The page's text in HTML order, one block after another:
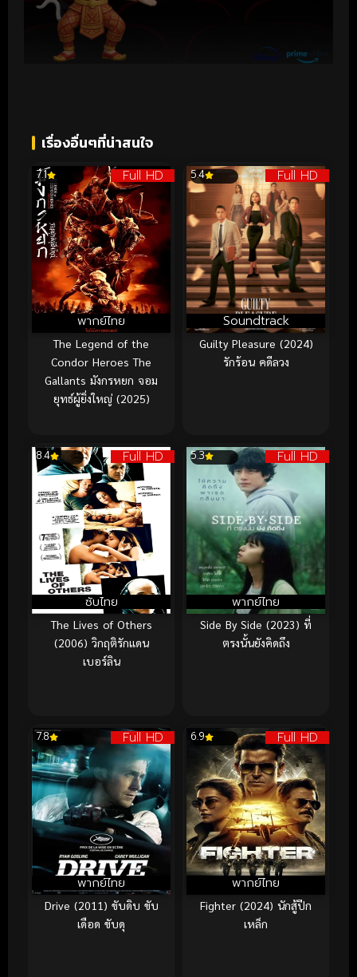
เรื่องอื่นๆที่น่าสนใจ
Full HD
พากย์ไทย
7.1
The Legend of the
Condor Heroes The
Gallants มังกรหยก จอม
ยุทธ์ผู้ยิ่งใหญ่ (2025)
Full HD
Soundtrack
5.4
Guilty Pleasure (2024)
รักร้อน คดีลวง
Full HD
ซับไทย
8.4
The Lives of Others
(2006) วิกฤติรักแดน
เบอร์ลิน
Full HD
พากย์ไทย
5.3
Side By Side (2023) ที่
ตรงนั้นยังคิดถึง
Full HD
พากย์ไทย
7.8
Drive (2011) ขับดิบ ขับ
เดือด ขับดุ
Full HD
พากย์ไทย
6.9
Fighter (2024) นักสู้ปีก
เหล็ก